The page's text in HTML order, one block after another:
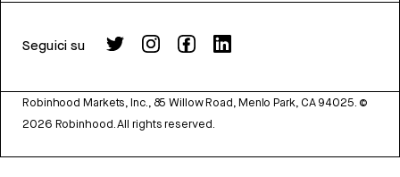
Seguici su
Robinhood Markets, Inc., 85 Willow Road, Menlo Park, CA 94025. ©
2026 Robinhood. All rights reserved.